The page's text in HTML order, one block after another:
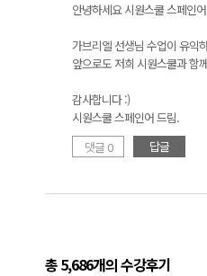
안녕하세요 시원스쿨 스페인
가브리엘 선생님 수업이 유익
앞으로도 저희 시원스쿨과 함
감사합니다 :)
시원스쿨 스페인어 드림.
댓글 0
답글
총 5,686개의 수강후기